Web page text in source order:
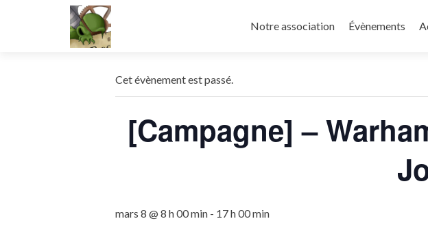
au
Notre association Évènements
«
Cet évènement est passé.
[Campagne] –
mars 8 @ 8 h 00 min - 17 h 00 min